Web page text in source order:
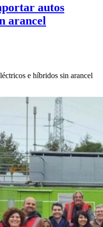
autos
arancel
e híbridos sin arancel